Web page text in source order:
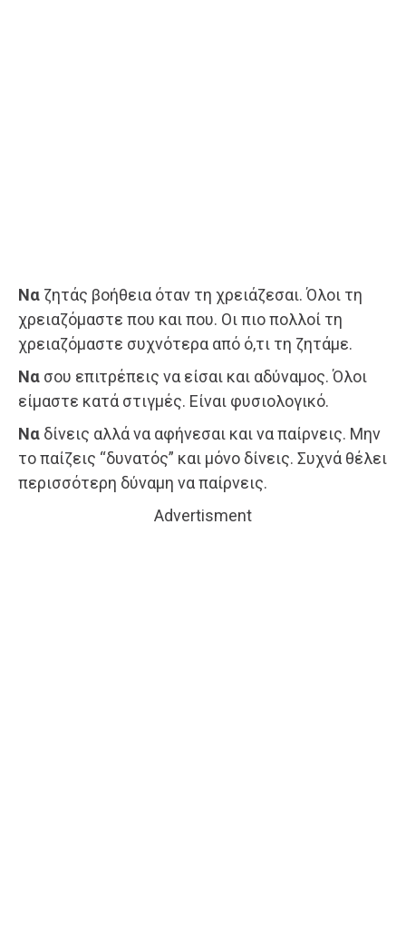
Να ζητάς βοήθεια όταν τη χρειάζεσαι. Όλοι τη
χρειαζόμαστε που και που. Οι πιο πολλοί τη
χρειαζόμαστε συχνότερα από ό,τι τη ζητάμε.
Να σου επιτρέπεις να είσαι και αδύναμος. Όλοι
είμαστε κατά στιγμές. Είναι φυσιολογικό.
Να δίνεις αλλά να αφήνεσαι και να παίρνεις. Μην
το παίζεις “δυνατός” και μόνο δίνεις. Συχνά θέλει
περισσότερη δύναμη να παίρνεις.
Advertisment